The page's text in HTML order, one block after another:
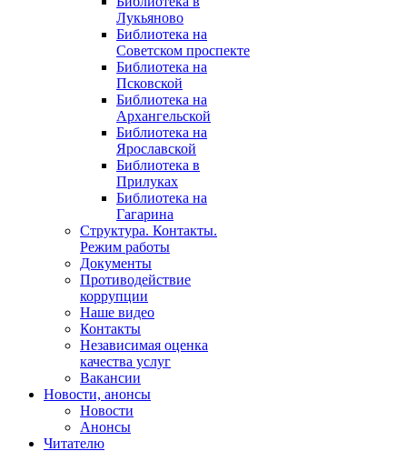
Лукьяново
Библиотека на
Советском проспекте
Библиотека на
Псковской
Библиотека на
Архангельской
Библиотека на
Ярославской
Библиотека в
Прилуках
Библиотека на
Гагарина
Структура. Контакты.
Режим работы
Документы
Противодействие
коррупции
Наше видео
Контакты
Независимая оценка
качества услуг
Вакансии
Новости, анонсы
Новости
Анонсы
Читателю